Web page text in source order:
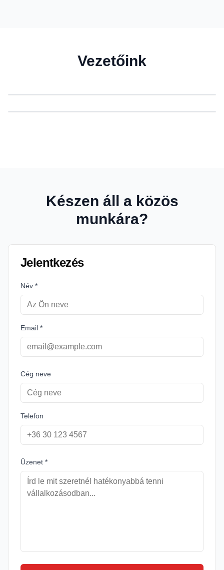
Vezetőink
Mátyus Botond
Üzletfejlesztés és társalapító
Készen áll a közös
munkára?
Jelentkezés
Név *
Email *
Cég neve
Telefon
Üzenet *